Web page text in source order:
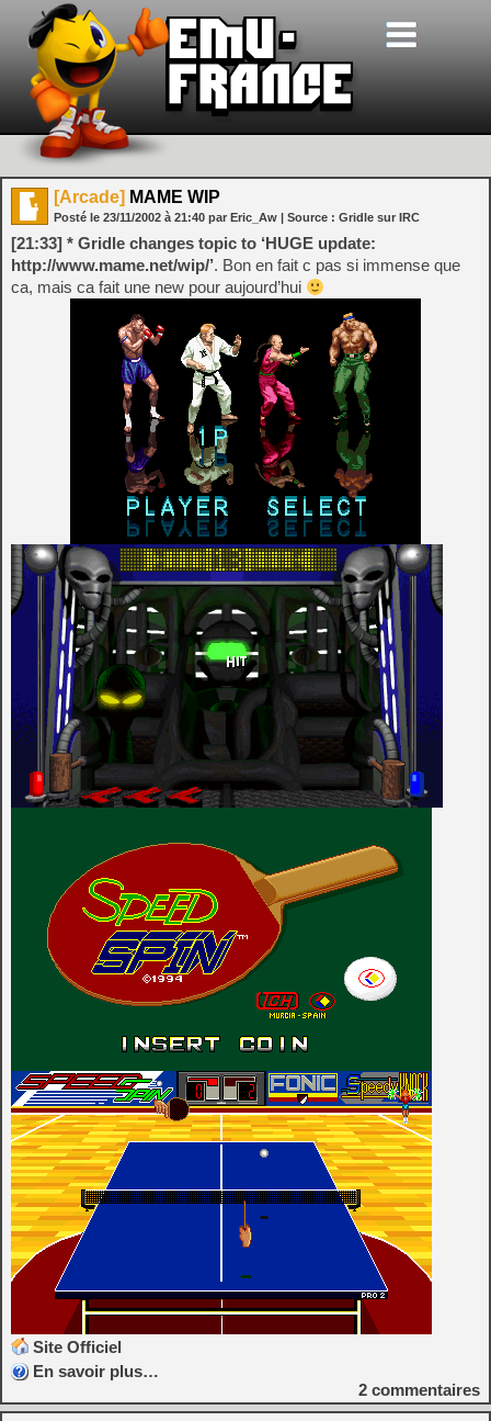
[Arcade] MAME WIP
Posté le 23/11/2002 à 21:40 par Eric_Aw | Source : Gridle sur IRC
[21:33] * Gridle changes topic to ‘HUGE update:
http://www.mame.net/wip/’. Bon en fait c pas si immense que
ca, mais ca fait une new pour aujourd’hui
Site Officiel
En savoir plus…
2 commentaires